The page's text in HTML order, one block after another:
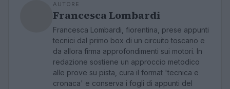
AUTORE
Francesca Lombardi
Francesca Lombardi, fiorentina, prese appunti
tecnici dal primo box di un circuito toscano e
da allora firma approfondimenti sui motori. In
redazione sostiene un approccio metodico
alle prove su pista, cura il format 'tecnica e
cronaca' e conserva i fogli di appunti del